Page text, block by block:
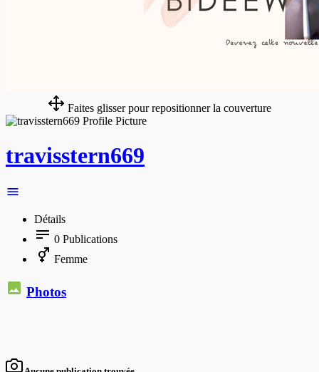
Faites glisser pour repositionner la couverture
travisstern669
Détails
0 Publications
Femme
Photos